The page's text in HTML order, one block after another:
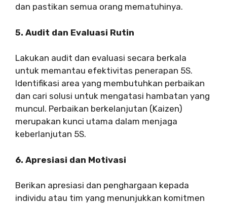
dan pastikan semua orang mematuhinya.
5. Audit dan Evaluasi Rutin
Lakukan audit dan evaluasi secara berkala
untuk memantau efektivitas penerapan 5S.
Identifikasi area yang membutuhkan perbaikan
dan cari solusi untuk mengatasi hambatan yang
muncul. Perbaikan berkelanjutan (Kaizen)
merupakan kunci utama dalam menjaga
keberlanjutan 5S.
6. Apresiasi dan Motivasi
Berikan apresiasi dan penghargaan kepada
individu atau tim yang menunjukkan komitmen